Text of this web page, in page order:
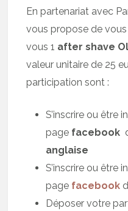
En partenariat avec
vous propose de vous
vous 1 after shave
valeur unitaire de 25
participation sont :
S’inscrire ou être
page facebook
anglaise
S’inscrire ou être
page facebook
Déposer votre